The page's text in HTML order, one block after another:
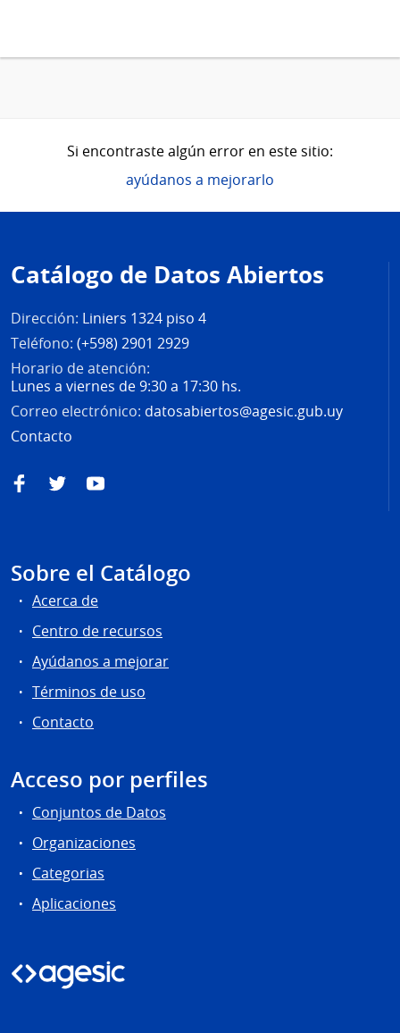
Si encontraste algún error en este sitio:
ayúdanos a mejorarlo
de
página
Catálogo de Datos Abiertos
Dirección: Liniers 1324 piso 4
Teléfono: (+598) 2901 2929
Horario de atención:
Lunes a viernes de 9:30 a 17:30 hs.
Correo electrónico: datosabiertos@agesic.gub.uy
Contacto
FacebookTwitterYouTube
Sobre el Catálogo
Acerca de
Centro de recursos
Ayúdanos a mejorar
Términos de uso
Contacto
Acceso por perfiles
Conjuntos de Datos
Organizaciones
Categorias
Aplicaciones